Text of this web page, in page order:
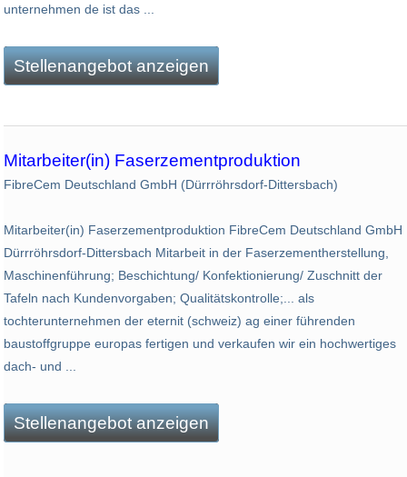
unternehmen de ist das ...
Stellenangebot anzeigen
Mitarbeiter(in) Faserzementproduktion
FibreCem Deutschland GmbH (Dürrröhrsdorf-Dittersbach)
Mitarbeiter(in) Faserzementproduktion FibreCem Deutschland GmbH
Dürrröhrsdorf-Dittersbach Mitarbeit in der Faserzementherstellung,
Maschinenführung; Beschichtung/ Konfektionierung/ Zuschnitt der
Tafeln nach Kundenvorgaben; Qualitätskontrolle;... als
tochterunternehmen der eternit (schweiz) ag einer führenden
baustoffgruppe europas fertigen und verkaufen wir ein hochwertiges
dach- und ...
Stellenangebot anzeigen